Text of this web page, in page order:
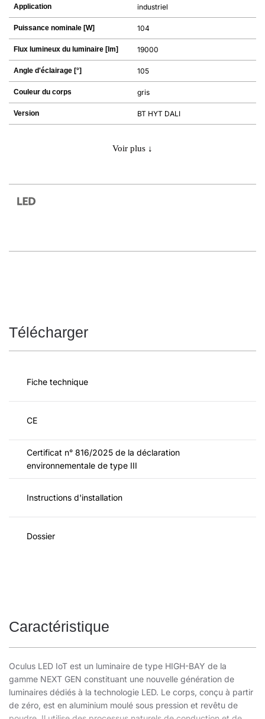
Application industriel
Puissance nominale [W] 104
Flux lumineux du luminaire [lm] 19000
Angle d'éclairage [°] 105
Couleur du corps gris
Version BT HYT DALI
Voir plus ↓
Télécharger
Fiche technique
CE
Certificat n° 816/2025 de la déclaration
environnementale de type III
Instructions d'installation
Dossier
Caractéristique
Oculus LED IoT est un luminaire de type HIGH-BAY de la
gamme NEXT GEN constituant une nouvelle génération de
luminaires dédiés à la technologie LED. Le corps, conçu à partir
de zéro, est en aluminium moulé sous pression et revêtu de